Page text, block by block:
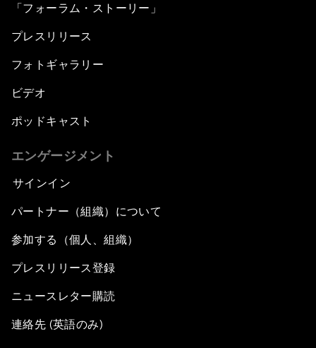
「フォーラム・ストーリー」
プレスリリース
フォトギャラリー
ビデオ
ポッドキャスト
エンゲージメント
サインイン
パートナー（組織）について
参加する（個人、組織）
プレスリリース登録
ニュースレター購読
連絡先 (英語のみ)